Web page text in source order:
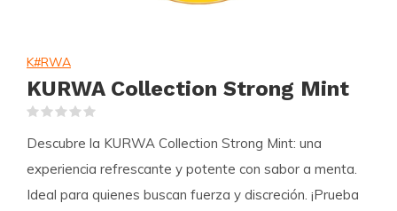
K#RWA
KURWA Collection Strong Mint
Descubre la KURWA Collection Strong Mint: una
experiencia refrescante y potente con sabor a menta.
Ideal para quienes buscan fuerza y discreción. ¡Prueba